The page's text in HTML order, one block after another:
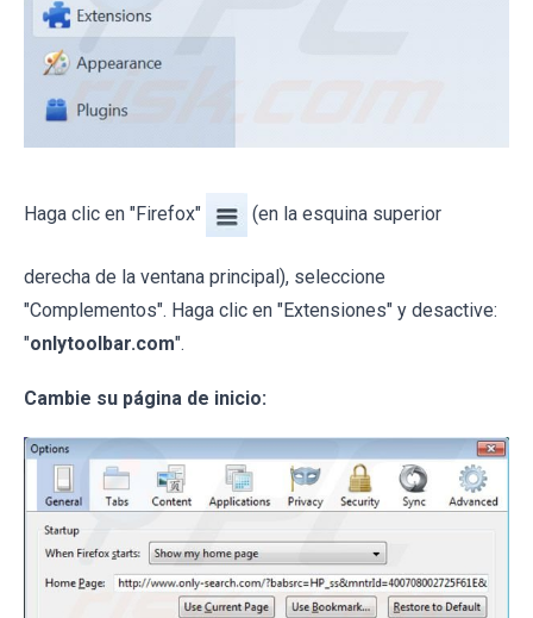
Haga clic en "Firefox" (en la esquina superior
derecha de la ventana principal), seleccione
"Complementos". Haga clic en "Extensiones" y desactive:
"onlytoolbar.com".
Cambie su página de inicio: